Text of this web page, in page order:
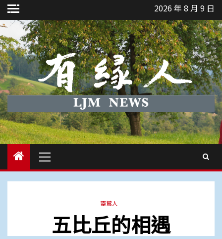
Skip
to
content
2026 年 8 月 9 日
Menu
靈鷲人
五比丘的相遇